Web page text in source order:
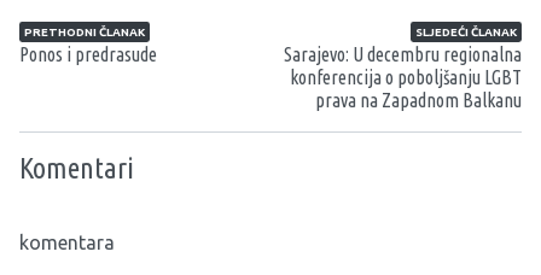
Navigacija članaka
PRETHODNI ČLANAK
Ponos i predrasude
SLJEDEĆI ČLANAK
Sarajevo: U decembru regionalna
konferencija o poboljšanju LGBT
prava na Zapadnom Balkanu
Komentari
komentara